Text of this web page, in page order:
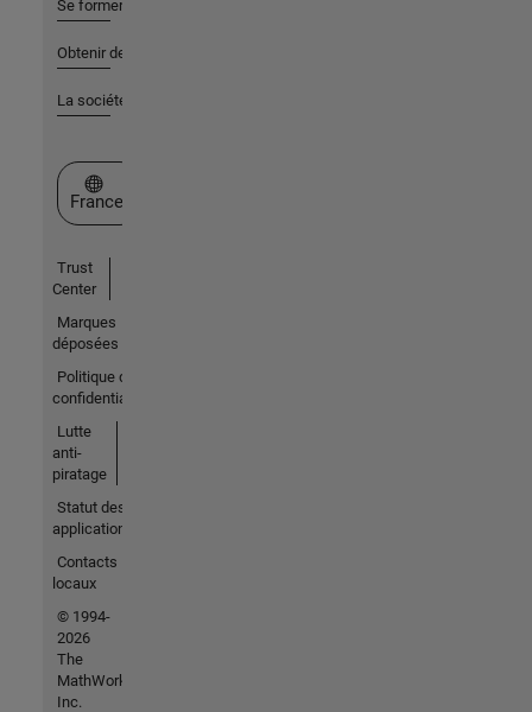
Se former
Obtenir de l'aide
La société
Sélectionner un site web
France
Trust
Center
Marques
déposées
Politique de
confidentialité
Lutte
anti-
piratage
Statut des
applications
Contacts
locaux
© 1994-
2026
The
MathWorks,
Inc.